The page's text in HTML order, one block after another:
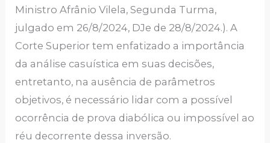
Ministro Afrânio Vilela, Segunda Turma,
julgado em 26/8/2024, DJe de 28/8/2024.). A
Corte Superior tem enfatizado a importância
da análise casuística em suas decisões,
entretanto, na ausência de parâmetros
objetivos, é necessário lidar com a possível
ocorrência de prova diabólica ou impossível ao
réu decorrente dessa inversão.